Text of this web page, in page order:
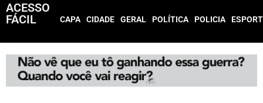
ACESSO
FÁCIL
CAPA CIDADE GERAL POLÍTICA POLICIA